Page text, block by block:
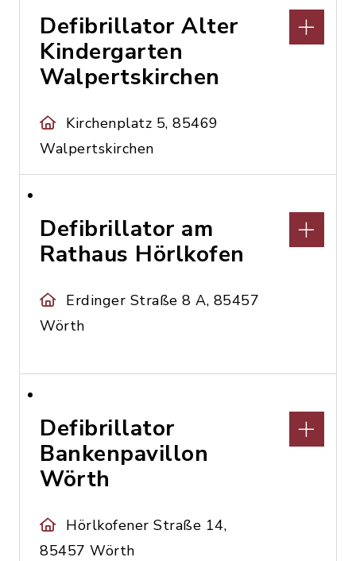
Defibrillator Alter
Kindergarten
Walpertskirchen
Kirchenplatz 5, 85469
Walpertskirchen
Defibrillator am
Rathaus Hörlkofen
Erdinger Straße 8 A, 85457
Wörth
Defibrillator
Bankenpavillon
Wörth
Hörlkofener Straße 14,
85457 Wörth